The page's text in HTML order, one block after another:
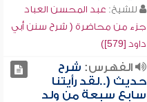
للشيخ: عبد المحسن العباد
جزء من محاضرة ( شرح سنن أبي
داود [579])
الفهرس: شرح
حديث (..لقد رأيتنا
سابع سبعة من ولد